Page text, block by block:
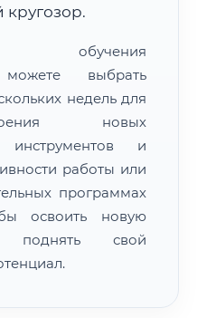
обучения
выбрать
недель для
новых
инструментов и
работы или
программах
освоить новую
поднять свой